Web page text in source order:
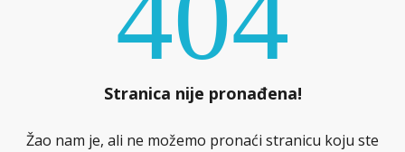
Stranica nije pronađena!
Žao nam je, ali ne možemo pronaći stranicu koju ste